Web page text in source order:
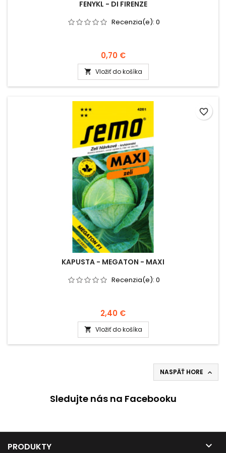
FENYKL - DI FIRENZE
Recenzia(e): 0
0,70 €
 Vložiť do košíka
KAPUSTA - MEGATON - MAXI
Recenzia(e): 0
2,40 €
 Vložiť do košíka
favorite_border
NASPÄŤ HORE 
Sledujte nás na Facebooku
PRODUKTY 